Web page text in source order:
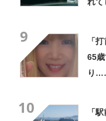
9
「
65
り
10
「